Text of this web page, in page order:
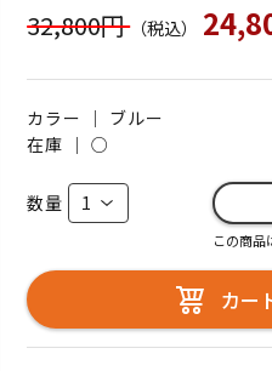
32,800円（税込）
カラー ｜ ブルー
在庫 ｜○
数量
この商品
カー